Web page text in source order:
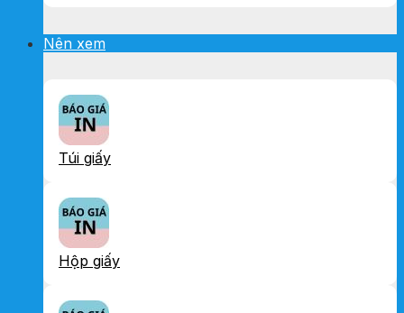
Nên xem
Túi giấy
Hộp giấy